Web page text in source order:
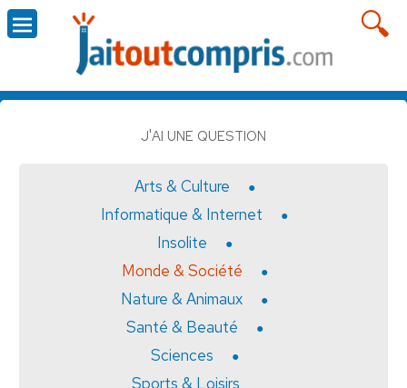
J'AI UNE QUESTION
Arts & Culture
Informatique & Internet
Insolite
Monde & Société
Nature & Animaux
Santé & Beauté
Sciences
Sports & Loisirs